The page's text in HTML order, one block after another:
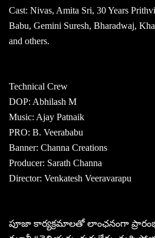
Cast: Nivas, Amita Sri, 30 Years
Babu, Gemini Suresh, Bharadwaj,
and others.
Technical Crew
DOP: Abhilash M
Music: Ajay Patnaik
PRO: B. Veerababu
Banner: Channa Creations
Producer: Sarath Channa
Director: Venkatesh Veeravarapu
పూజా కార్యక్రమాలతో లాంఛనంగా